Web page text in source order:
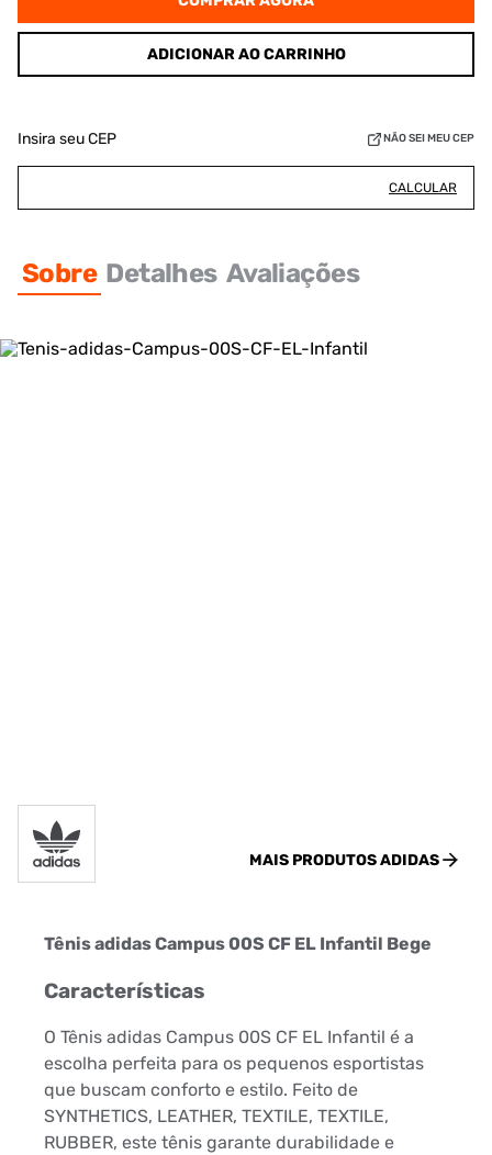
ADICIONAR AO CARRINHO
Insira seu CEP NÃO SEI MEU CEP
CALCULAR
Sobre Detalhes Avaliações
MAIS PRODUTOSADIDAS
Tênis adidas Campus 00S CF EL Infantil Bege
Características
O Tênis adidas Campus 00S CF EL Infantil é a
escolha perfeita para os pequenos esportistas
que buscam conforto e estilo. Feito de
SYNTHETICS, LEATHER, TEXTILE, TEXTILE,
RUBBER, este tênis garante durabilidade e